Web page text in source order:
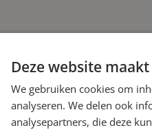
Deze website
We gebruiken cookies om
analyseren. We delen ook
analysepartners, die deze